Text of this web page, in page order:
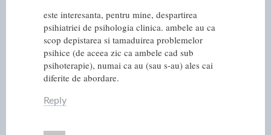
este interesanta, pentru mine, despartirea
psihiatriei de psihologia clinica. ambele au ca
scop depistarea si tamaduirea problemelor
psihice (de aceea zic ca ambele cad sub
psihoterapie), numai ca au (sau s-au) ales cai
diferite de abordare.
Reply